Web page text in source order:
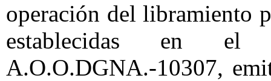
operación del libramiento
establecidas en el
A.O.O.DGNA.-10307,